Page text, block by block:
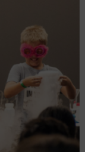
Verkehrsnetz